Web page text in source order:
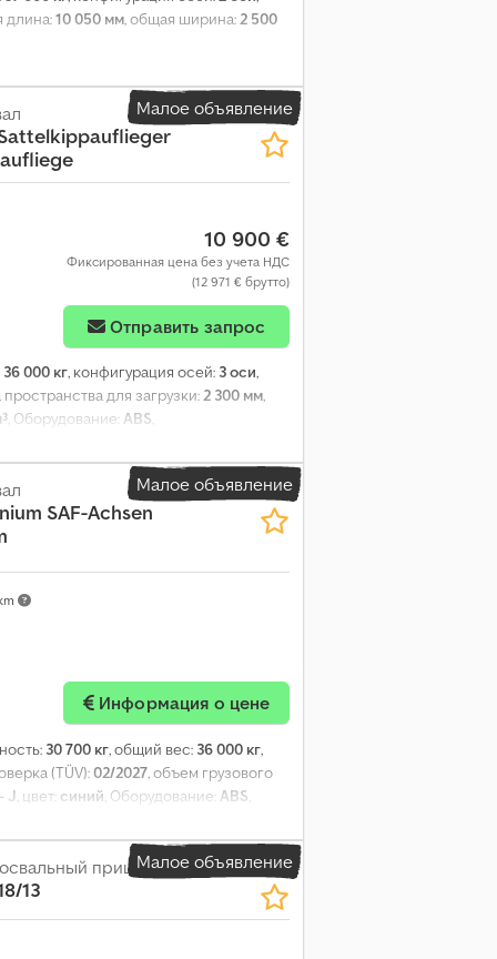
длина:10 050 мм, общая ширина:2 500
Малое объявление
10 900 €
Фиксированная цена без учета НДС
(12 971 € брутто)
Отправить запрос
36 000 кг, конфигурация осей: 3 оси,
для загрузки:2 300 мм,
, Оборудование: ABS,
Малое объявление
SAF-Achsen
Информация о цене
30 700 кг, общий вес: 36 000 кг,
(TÜV):02/2027 , объем грузового
J , цвет: синий , Оборудование: ABS
Малое объявление
прицеп
13